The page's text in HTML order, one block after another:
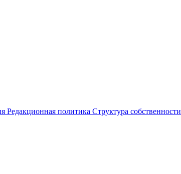
Редакционная политика Структура собственности